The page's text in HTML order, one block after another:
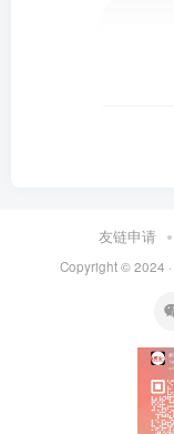
友链申请
Copyright © 2024 ·